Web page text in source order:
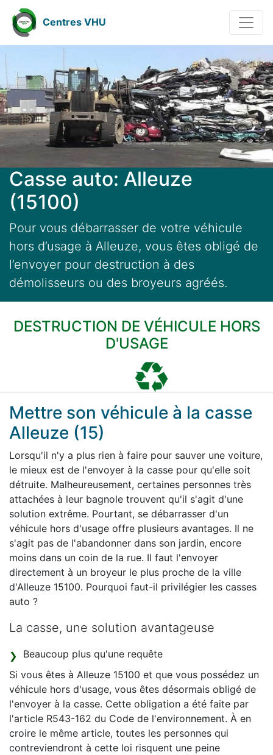
Centres VHU
Casse auto: Alleuze
(15100)
Pour vous débarrasser de votre véhicule
hors d’usage à Alleuze, vous êtes obligé de
l’envoyer pour destruction à des
démolisseurs ou des broyeurs agréés.
DESTRUCTION DE VÉHICULE HORS
D'USAGE
Mettre son véhicule à la casse
Alleuze (15)
Lorsqu'il n'y a plus rien à faire pour sauver une voiture,
le mieux est de l'envoyer à la casse pour qu'elle soit
détruite. Malheureusement, certaines personnes très
attachées à leur bagnole trouvent qu'il s'agit d'une
solution extrême. Pourtant, se débarrasser d'un
véhicule hors d'usage offre plusieurs avantages. Il ne
s'agit pas de l'abandonner dans son jardin, encore
moins dans un coin de la rue. Il faut l'envoyer
directement à un broyeur le plus proche de la ville
d'Alleuze 15100. Pourquoi faut-il privilégier les casses
auto ?
La casse, une solution avantageuse
Beaucoup plus qu'une requête
Si vous êtes à Alleuze 15100 et que vous possédez un
véhicule hors d'usage, vous êtes désormais obligé de
l'envoyer à la casse. Cette obligation a été faite par
l'article R543-162 du Code de l'environnement. À en
croire le même article, toutes les personnes qui
contreviendront à cette loi risquent une peine